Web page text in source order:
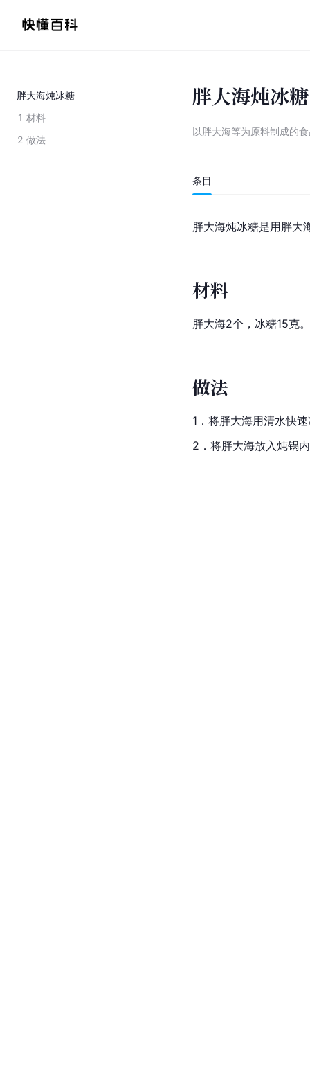
胖大海炖冰糖
1 材料
2 做法
胖大海炖冰糖
以胖大海等为原料制成的
条目
胖大海炖冰糖是用胖大
材料
胖大海2个，冰糖15克。
做法
1．将胖大海用清水快
2．将胖大海放入炖锅